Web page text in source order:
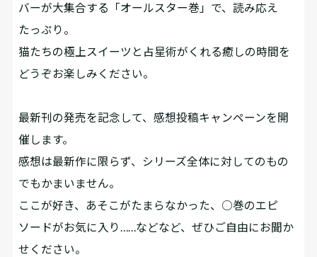
バーが大集合する「オールスター巻」で、読み応え
たっぷり。
猫たちの極上スイーツと占星術がくれる癒しの時間を
どうぞお楽しみください。
最新刊の発売を記念して、感想投稿キャンペーンを開
催します。
感想は最新作に限らず、シリーズ全体に対してのもの
でもかまいません。
ここが好き、あそこがたまらなかった、○巻のエピ
ソードがお気に入り……などなど、ぜひご自由にお聞か
せください。